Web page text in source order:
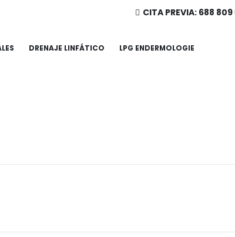
CITA PREVIA: 688
DRENAJE LINFÁTICO LPG ENDERMOLOGIE